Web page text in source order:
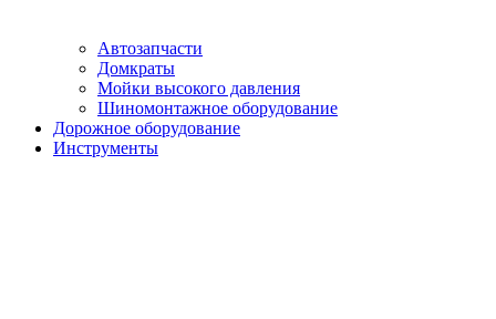
Автозапчасти
Домкраты
Мойки высокого давления
Шиномонтажное оборудование
Дорожное оборудование
Инструменты